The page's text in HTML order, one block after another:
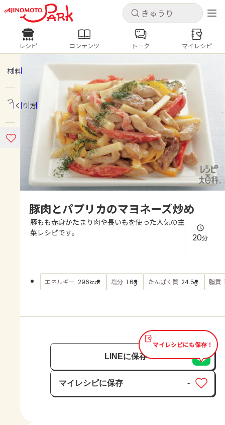
キャンセル
ログインするとレシピを保存できます
新規登録
ホーム
コンテンツ
レシピ
よくあるお問い合わせ
AJINOMOTO PARK とは
キャンセル
レシピ コンテンツ
人気の食材・レシピ
きゅうり なす トマト
とうもろこし
ピーマン
みょうが ゴーヤ
レシピ コンテンツ トーク マイレシピ
材料
つくり方
豚肉とパプリカのマヨネーズ炒め
豚もも赤身かたまり肉や長いもを使った人気の主
菜レシピです。
20分
エネルギー 296kcal 塩分 1.6g たんぱく質 24.5g 脂質
マイレシピにも保存！
LINEに保存
マイレシピに保存
保存済み
-